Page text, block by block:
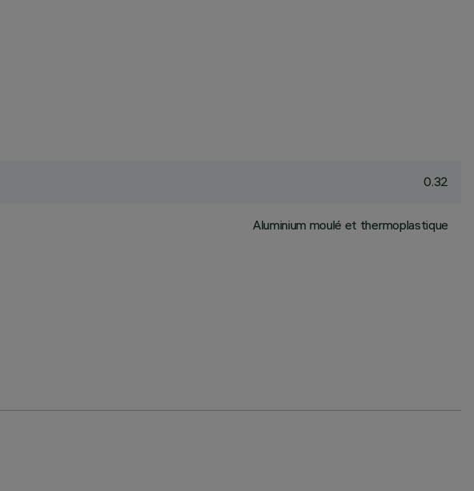
0.32
Aluminium moulé et thermoplastique